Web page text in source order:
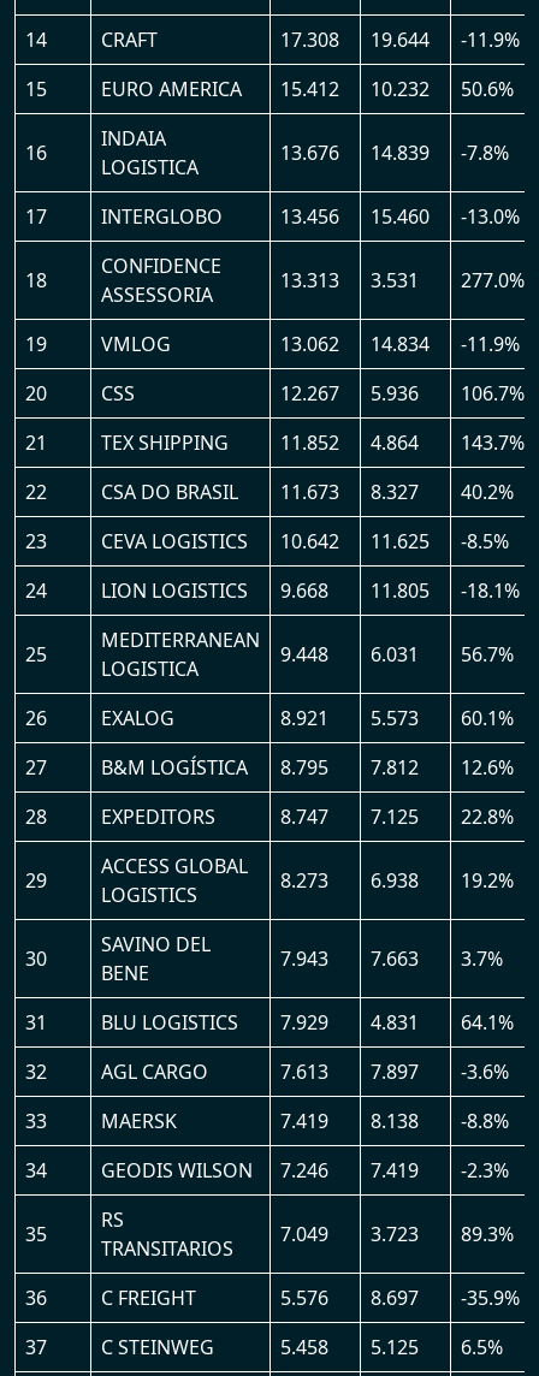
14
CRAFT 17.308 19.644
-11.9%
15
EURO AMERICA 15.412 10.232 50.6%
16
INDAIA
LOGISTICA
13.676 14.839 -7.8%
17 INTERGLOBO 13.456 15.460 -13.0%
18
CONFIDENCE
ASSESSORIA
13.313 3.531 277.0%
19 VMLOG 13.062 14.834
-11.9%
20
CSS 12.267 5.936
106.7%
21
TEX SHIPPING 11.852 4.864
143.7%
22
CSA DO BRASIL 11.673 8.327
40.2%
23
CEVA LOGISTICS 10.642 11.625
-8.5%
24
LION LOGISTICS 9.668 11.805 -18.1%
25
MEDITERRANEAN
LOGISTICA
9.448 6.031 56.7%
26 EXALOG 8.921 5.573
60.1%
27
B&M LOGÍSTICA 8.795 7.812
12.6%
28
EXPEDITORS 8.747 7.125 22.8%
29
ACCESS GLOBAL
LOGISTICS
8.273 6.938 19.2%
30
SAVINO DEL
BENE
7.943 7.663 3.7%
31 BLU LOGISTICS 7.929 4.831
64.1%
32
AGL CARGO 7.613 7.897
-3.6%
33
MAERSK 7.419 8.138
-8.8%
34
GEODIS WILSON 7.246 7.419 -2.3%
35
RS
TRANSITARIOS
7.049 3.723 89.3%
36 C FREIGHT 5.576 8.697
-35.9%
37
C STEINWEG 5.458 5.125
6.5%